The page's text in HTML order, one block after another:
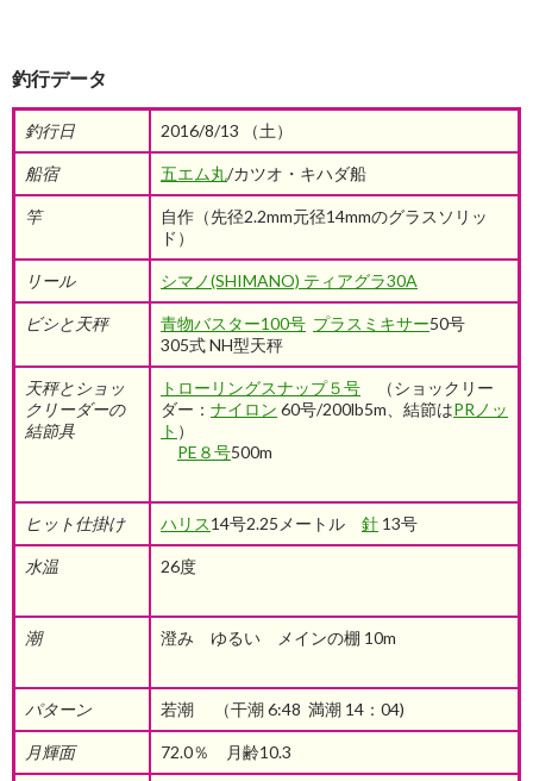
釣行データ
釣行日 2016/8/13 （土）
船宿 五エム丸/カツオ・キハダ船
竿
自作（先径2.2mm元径14mmのグラスソリッ
ド）
リール シマノ(SHIMANO) ティアグラ30A
ビシと天秤 青物バスター100号 プラスミキサー50号
305式 NH型天秤
天秤とショッ
クリーダーの
結節具
トローリングスナップ５号 （ショックリー
ダー： ナイロン 60号/200lb5m、結節はPRノッ
ト ）
PE８号500m
ヒット仕掛け ハリス14号2.25メートル 針 13号
水温 26度
潮 澄み ゆるい メインの棚 10m
パターン 若潮 （干潮 6:48 満潮 14：04)
月輝面 72.0％ 月齢10.3